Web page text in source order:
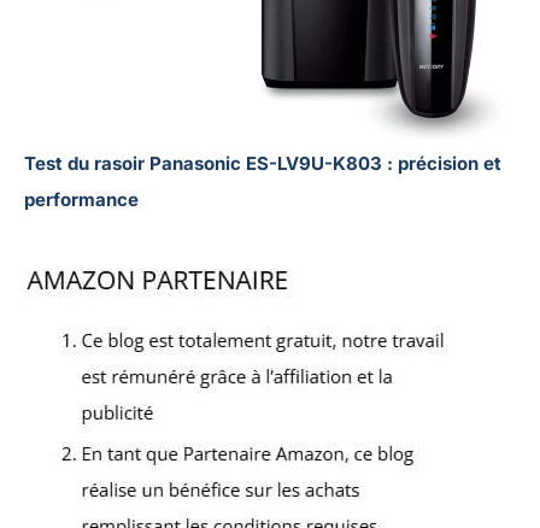
Test du rasoir Panasonic ES-LV9U-K803 : précision et
performance